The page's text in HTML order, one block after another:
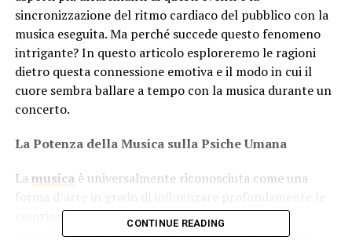
sincronizzazione del ritmo cardiaco del pubblico con la
musica eseguita. Ma perché succede questo fenomeno
intrigante? In questo articolo esploreremo le ragioni
dietro questa connessione emotiva e il modo in cui il
cuore sembra ballare a tempo con la musica durante un
concerto.
La Potenza della Musica sulla Psiche Umana
La musica è universalmente riconosciuta come una
emozioni e lo stato d’animo delle persone. Studi
scientifici hanno dimostrato che la musica può avere
CONTINUE READING